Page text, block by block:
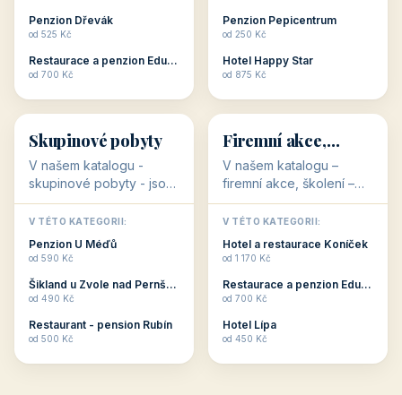
Romantické ...
Penzion Dřevák
od 525 Kč
Restaurace a penzion Eduard
od 700 Kč
Penzion Pepicentrum
od 250 Kč
Hotel Happy Star
od 875 Kč
👥
👥
32 objektů
Skupinové pobyty
V našem katalogu -
skupinové pobyty - jsou
pro Vás připraveny
objekty, které nabízí
ubytování skupin v
penzionech, hotelích a
Budete překva...
V TÉTO KATEGORII:
Penzion U Méďů
od 590 Kč
Šikland u Zvole nad Pernštejnem
od 490 Kč
Restaurant - pension Rubín
od 500 Kč
💼
💼
31 objektů
Firemní akce,
školení
V našem katalogu –
firemní akce, školení –
jsou pro Vás připraveny
objekty, které mají
zkušenosti pořádat i
menší firemní akce a
ob...
V TÉTO KATEGORII:
Hotel a restaurace Koníček
od 1 170 Kč
Restaurace a penzion Eduard
od 700 Kč
Hotel Lípa
od 450 Kč